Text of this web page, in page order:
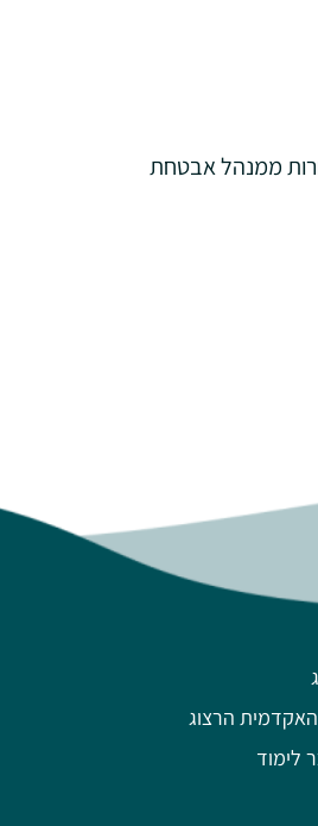
ממנהל אבטחת
הרצוג
לימוד